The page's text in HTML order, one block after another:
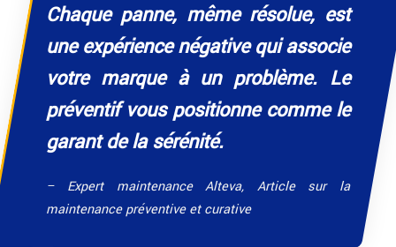
Chaque panne, même résolue, est
une expérience négative qui associe
votre marque à un problème. Le
préventif vous positionne comme le
garant de la sérénité.
– Expert maintenance Alteva, Article sur la
maintenance préventive et curative